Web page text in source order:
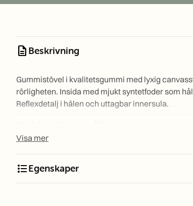
description Beskrivning
Gummistövel i kvalitetsgummi med lyxig
rörligheten. Insida med mjukt syntetfoder som
Reflexdetalj i hälen och uttagbar innersula.
230801-24
230801-25
Loa Black S25
Visa mer
format_list_bulletedEgenskaper